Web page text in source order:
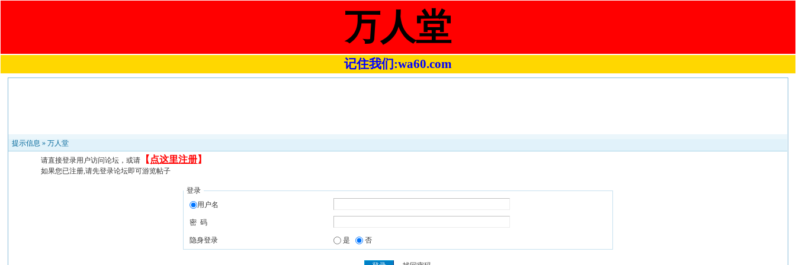
万人堂
记住我们:wa60.com
提示信息 »万人堂
请直接登录用户访问论坛，或请 【 点这里注册】
如果您已注册,请先登录论坛即可游览帖子
登录
用户名
密 码
隐身登录 是 否